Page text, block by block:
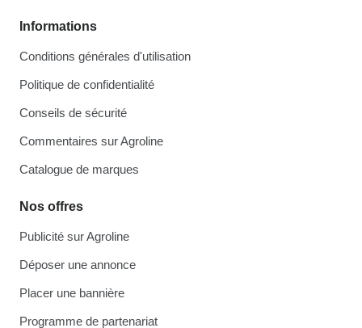
Informations
Conditions générales d'utilisation
Politique de confidentialité
Conseils de sécurité
Commentaires sur Agroline
Catalogue de marques
Nos offres
Publicité sur Agroline
Déposer une annonce
Placer une bannière
Programme de partenariat